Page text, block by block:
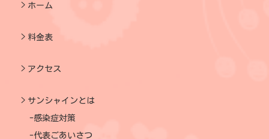
ホーム
料金表
アクセス
サンシャインとは
感染症対策
代表ごあいさつ